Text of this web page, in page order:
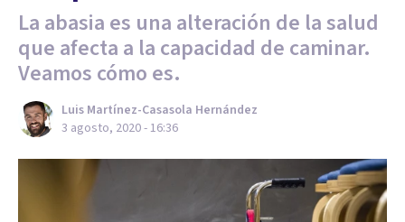
La abasia es una alteración de la salud
que afecta a la capacidad de caminar.
Veamos cómo es.
Luis Martínez-Casasola Hernández
3 agosto, 2020 - 16:36